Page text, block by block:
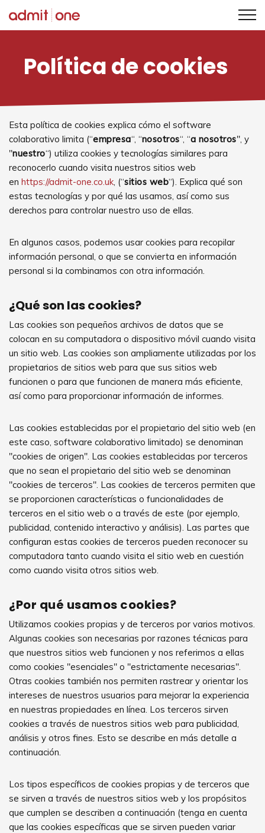
Saltar
contenido
Política de cookies
Esta política de cookies explica cómo el software
colaborativo limita (“empresa“, “nosotros“, “a nosotros", y
"nuestro“) utiliza cookies y tecnologías similares para
reconocerlo cuando visita nuestros sitios web
en https://admit-one.co.uk, (“sitios web“). Explica qué son
estas tecnologías y por qué las usamos, así como sus
derechos para controlar nuestro uso de ellas.
En algunos casos, podemos usar cookies para recopilar
información personal, o que se convierta en información
personal si la combinamos con otra información.
¿Qué son las cookies?
Las cookies son pequeños archivos de datos que se
colocan en su computadora o dispositivo móvil cuando visita
un sitio web. Las cookies son ampliamente utilizadas por los
propietarios de sitios web para que sus sitios web
funcionen o para que funcionen de manera más eficiente,
así como para proporcionar información de informes.
Las cookies establecidas por el propietario del sitio web (en
este caso, software colaborativo limitado) se denominan
"cookies de origen". Las cookies establecidas por terceros
que no sean el propietario del sitio web se denominan
"cookies de terceros". Las cookies de terceros permiten que
se proporcionen características o funcionalidades de
terceros en el sitio web o a través de este (por ejemplo,
publicidad, contenido interactivo y análisis). Las partes que
configuran estas cookies de terceros pueden reconocer su
computadora tanto cuando visita el sitio web en cuestión
como cuando visita otros sitios web.
¿Por qué usamos cookies?
Utilizamos cookies propias y de terceros por varios motivos.
Algunas cookies son necesarias por razones técnicas para
que nuestros sitios web funcionen y nos referimos a ellas
como cookies "esenciales" o "estrictamente necesarias".
Otras cookies también nos permiten rastrear y orientar los
intereses de nuestros usuarios para mejorar la experiencia
en nuestras propiedades en línea. Los terceros sirven
cookies a través de nuestros sitios web para publicidad,
análisis y otros fines. Esto se describe en más detalle a
continuación.
Los tipos específicos de cookies propias y de terceros que
se sirven a través de nuestros sitios web y los propósitos
que cumplen se describen a continuación (tenga en cuenta
que las cookies específicas que se sirven pueden variar